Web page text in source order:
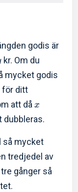
godis är
kr. Om du
mycket godis
för ditt
att då x
dubbleras.
så mycket
tredjedel av
tre gånger så